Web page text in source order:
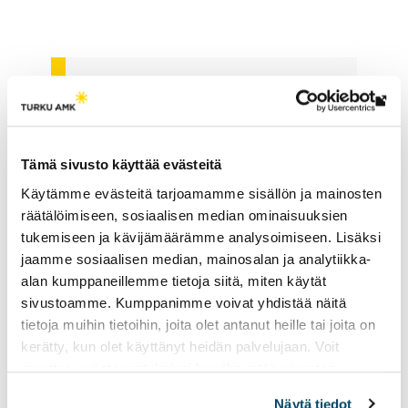
Tämä sivusto käyttää evästeitä
Käytämme evästeitä tarjoamamme sisällön ja mainosten
räätälöimiseen, sosiaalisen median ominaisuuksien
tukemiseen ja kävijämäärämme analysoimiseen. Lisäksi
jaamme sosiaalisen median, mainosalan ja analytiikka-
alan kumppaneillemme tietoja siitä, miten käytät
sivustoamme. Kumppanimme voivat yhdistää näitä
tietoja muihin tietoihin, joita olet antanut heille tai joita on
kerätty, kun olet käyttänyt heidän palvelujaan. Voit
muuttaa evästeasetuksiesi hyväksyntää sivuston
Näytä tiedot
o
i
s
e
l
l
e
koulutukseen valitaan?
Koska opinnot alkavat?
Siirtohaku ja muut haut
tutkintoon